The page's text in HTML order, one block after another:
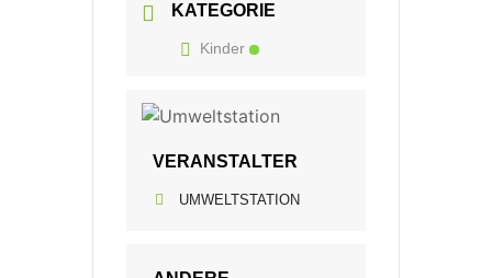
KATEGORIE
Kinder
VERANSTALTER
UMWELTSTATION